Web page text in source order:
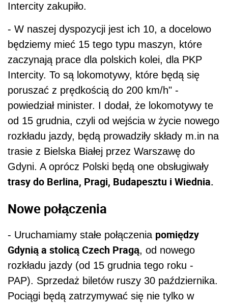
Intercity zakupiło.
- W naszej dyspozycji jest ich 10, a docelowo
będziemy mieć 15 tego typu maszyn, które
zaczynają prace dla polskich kolei, dla PKP
Intercity. To są lokomotywy, które będą się
poruszać z prędkością do 200 km/h" -
powiedział minister. I dodał, że lokomotywy te
od 15 grudnia, czyli od wejścia w życie nowego
rozkładu jazdy, będą prowadziły składy m.in na
trasie z Bielska Białej przez Warszawę do
Gdyni. A oprócz Polski będą one obsługiwały
trasy do Berlina, Pragi, Budapesztu i Wiednia.
Nowe połączenia
- Uruchamiamy stałe połączenia pomiędzy
Gdynią a stolicą Czech Pragą, od nowego
rozkładu jazdy (od 15 grudnia tego roku -
PAP). Sprzedaż biletów ruszy 30 października.
Pociągi będą zatrzymywać się nie tylko w